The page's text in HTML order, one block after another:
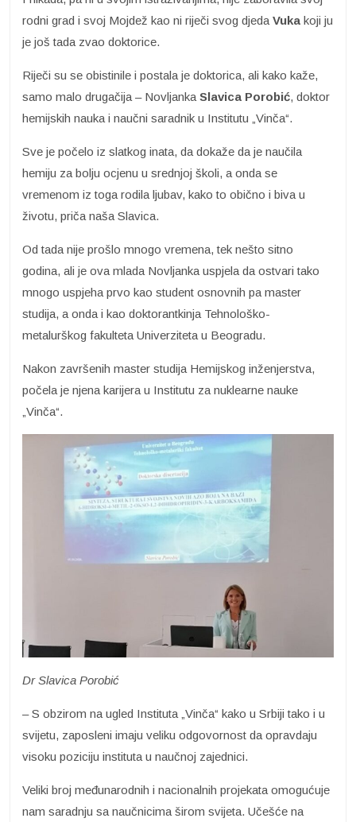
rodni grad i svoj Mojdež kao ni riječi svog djeda Vuka koji ju
je još tada zvao doktorice.
Riječi su se obistinile i postala je doktorica, ali kako kaže,
samo malo drugačija – Novljanka Slavica Porobić, doktor
hemijskih nauka i naučni saradnik u Institutu „Vinča“.
Sve je počelo iz slatkog inata, da dokaže da je naučila
hemiju za bolju ocjenu u srednjoj školi, a onda se
vremenom iz toga rodila ljubav, kako to obično i biva u
životu, priča naša Slavica.
Od tada nije prošlo mnogo vremena, tek nešto sitno
godina, ali je ova mlada Novljanka uspjela da ostvari tako
mnogo uspjeha prvo kao student osnovnih pa master
studija, a onda i kao doktorantkinja Tehnološko-
metalurškog fakulteta Univerziteta u Beogradu.
Nakon završenih master studija Hemijskog inženjerstva,
počela je njena karijera u Institutu za nuklearne nauke
„Vinča“.
Dr Slavica Porobić
– S obzirom na ugled Instituta „Vinča“ kako u Srbiji tako i u
svijetu, zaposleni imaju veliku odgovornost da opravdaju
visoku poziciju instituta u naučnoj zajednici.
Veliki broj međunarodnih i nacionalnih projekata omogućuje
nam saradnju sa naučnicima širom svijeta. Učešće na